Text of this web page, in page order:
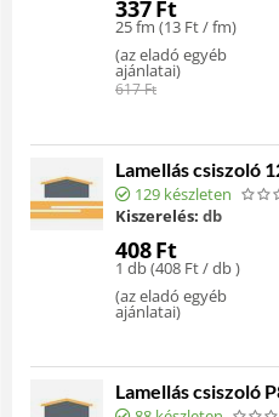
337Ft
25 fm (13 Ft/ fm)
(az eladó egyéb
ajánlatai)
617Ft
Lamellás csiszoló
129 készleten
Kiszerelés: db
408Ft
1 db (408 Ft/ db )
(az eladó egyéb
ajánlatai)
Lamellás csiszoló